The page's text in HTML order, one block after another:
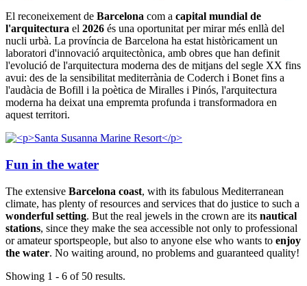
El reconeixement de Barcelona com a capital mundial de
l'arquitectura el 2026 és una oportunitat per mirar més enllà del
nucli urbà. La província de Barcelona ha estat històricament un
laboratori d'innovació arquitectònica, amb obres que han definit
l'evolució de l'arquitectura moderna des de mitjans del segle XX fins
avui: des de la sensibilitat mediterrània de Coderch i Bonet fins a
l'audàcia de Bofill i la poètica de Miralles i Pinós, l'arquitectura
moderna ha deixat una empremta profunda i transformadora en
aquest territori.
Fun in the water
The extensive Barcelona coast, with its fabulous Mediterranean
climate, has plenty of resources and services that do justice to such a
wonderful setting. But the real jewels in the crown are its nautical
stations, since they make the sea accessible not only to professional
or amateur sportspeople, but also to anyone else who wants to enjoy
the water. No waiting around, no problems and guaranteed quality!
Showing 1 - 6 of 50 results.